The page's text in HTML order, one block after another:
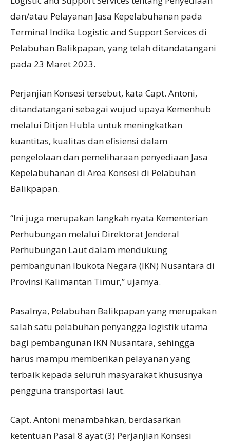
dan/atau Pelayanan Jasa Kepelabuhanan pada
Terminal Indika Logistic and Support Services di
Pelabuhan Balikpapan, yang telah ditandatangani
pada 23 Maret 2023.
Perjanjian Konsesi tersebut, kata Capt. Antoni,
ditandatangani sebagai wujud upaya Kemenhub
melalui Ditjen Hubla untuk meningkatkan
kuantitas, kualitas dan efisiensi dalam
pengelolaan dan pemeliharaan penyediaan Jasa
Kepelabuhanan di Area Konsesi di Pelabuhan
Balikpapan.
“Ini juga merupakan langkah nyata Kementerian
Perhubungan melalui Direktorat Jenderal
Perhubungan Laut dalam mendukung
pembangunan Ibukota Negara (IKN) Nusantara di
Provinsi Kalimantan Timur,” ujarnya.
Pasalnya, Pelabuhan Balikpapan yang merupakan
salah satu pelabuhan penyangga logistik utama
bagi pembangunan IKN Nusantara, sehingga
harus mampu memberikan pelayanan yang
terbaik kepada seluruh masyarakat khususnya
pengguna transportasi laut.
Capt. Antoni menambahkan, berdasarkan
ketentuan Pasal 8 ayat (3) Perjanjian Konsesi